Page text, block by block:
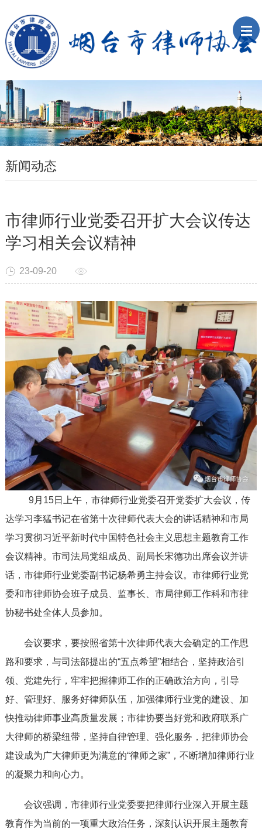
新闻动态
市律师行业党委召开扩大会议传达
学习相关会议精神
23-09-20
9月15日上午，市律师行业党委召开党委扩大会议，传
达学习李猛书记在省第十次律师代表大会的讲话精神和市局
学习贯彻习近平新时代中国特色社会主义思想主题教育工作
会议精神。市司法局党组成员、副局长宋德功出席会议并讲
话，市律师行业党委副书记杨希勇主持会议。市律师行业党
委和市律师协会班子成员、监事长、市局律师工作科和市律
协秘书处全体人员参加。
会议要求，要按照省第十次律师代表大会确定的工作思
路和要求，与司法部提出的“五点希望”相结合，坚持政治引
领、党建先行，牢牢把握律师工作的正确政治方向，引导
好、管理好、服务好律师队伍，加强律师行业党的建设、加
快推动律师事业高质量发展；市律协要当好党和政府联系广
大律师的桥梁纽带，坚持自律管理、强化服务，把律师协会
建设成为广大律师更为满意的“律师之家”，不断增加律师行业
的凝聚力和向心力。
会议强调，市律师行业党委要把律师行业深入开展主题
教育作为当前的一项重大政治任务，深刻认识开展主题教育